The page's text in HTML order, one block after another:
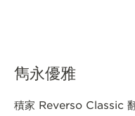
雋永優雅
積家 Reverso Classic